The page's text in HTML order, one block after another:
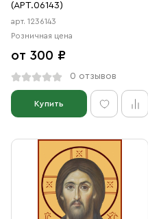
(АРТ.06143)
арт. 1236143
Розничная цена
от 300 ₽
0 отзывов
Купить